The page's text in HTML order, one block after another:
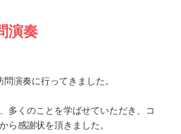
演奏
演奏に行ってきました。
多くのことを学ばせていただき、コ
ら感謝状を頂きました。